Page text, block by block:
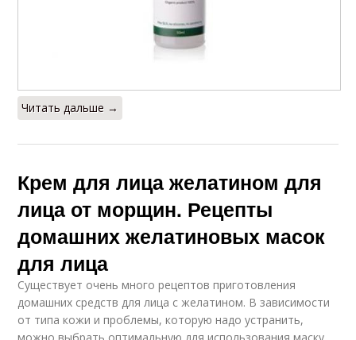
Читать дальше →
Крем для лица желатином для
лица от морщин. Рецепты
домашних желатиновых масок
для лица
Существует очень много рецептов приготовления
домашних средств для лица с желатином. В зависимости
от типа кожи и проблемы, которую надо устранить,
можно выбрать оптимальную для использования маску.